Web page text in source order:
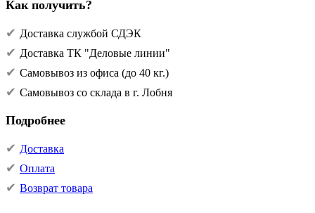
Как получить?
Доставка службой СДЭК
Доставка ТК "Деловые линии"
Самовывоз из офиса (до 40 кг.)
Самовывоз со склада в г. Лобня
Подробнее
Доставка
Оплата
Возврат товара